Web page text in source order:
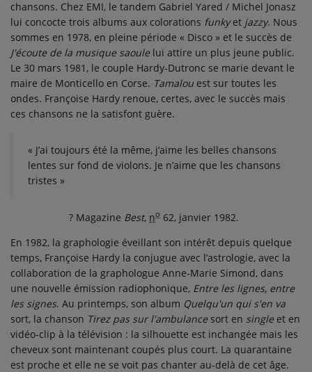
chansons. Chez EMI, le tandem Gabriel Yared / Michel Jonasz
lui concocte trois albums aux colorations funkyet jazzy. Nous
sommes en 1978, en pleine période « Disco » et le succès de
J'écoute de la musique saoulelui attire un plus jeune public.
Le 30 mars 1981 , le couple Hardy-Dutronc se marie devant le
maire de Monticello en Corse. Tamalou est sur toutes les
ondes. Françoise Hardy renoue, certes, avec le succès mais
ces chansons ne la satisfont guère.
« J’ai toujours été la même, j’aime les belles chansons
lentes sur fond de violons. Je n’aime que les chansons
tristes »
? Magazine Best, no 62, janvier 1982.
En 1982, la graphologie éveillant son intérêt depuis quelque
temps, Françoise Hardy la conjugue avec l’astrologie, avec la
collaboration de la graphologue Anne-Marie Simond, dans
une nouvelle émission radiophonique, Entre les lignes, entre
les signes. Au printemps, son album Quelqu'un qui s'en va
sort, la chanson Tirez pas sur l'ambulancesort en singleet en
vidéo-clip à la télévision : la silhouette est inchangée mais les
cheveux sont maintenant coupés plus court. La quarantaine
est proche et elle ne se voit pas chanter au-delà de cet âge.